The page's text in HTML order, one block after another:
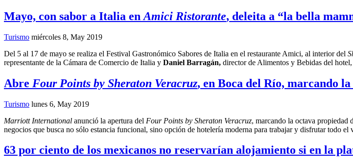
Mayo, con sabor a Italia en Amici Ristorante, deleita a “la bella
Turismo miércoles 8, May 2019
Del 5 al 17 de mayo se realiza el Festival Gastronómico Sabores de Italia en el restaurante Amici, al interior del
representante de la Cámara de Comercio de Italia y Daniel Barragán, director de Alimentos y Bebidas del
Abre Four Points by Sheraton Veracruz, en Boca del Río, marcando
Turismo lunes 6, May 2019
Marriott International anunció la apertura del Four Points by Sheraton Veracruz, marcando la octava propiedad
negocios que busca no sólo estancia funcional, sino opción de hotelería moderna para trabajar y disfrutar todo el
63 por ciento de los mexicanos no reservarían alojamiento si en la